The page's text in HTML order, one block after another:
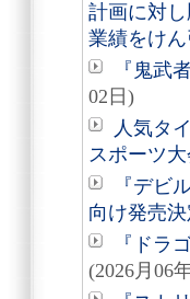
計画に対
業績をけん
『鬼武
02日)
人気タ
スポーツ大
『デビ
向け発売決
『ドラ
(2026月06